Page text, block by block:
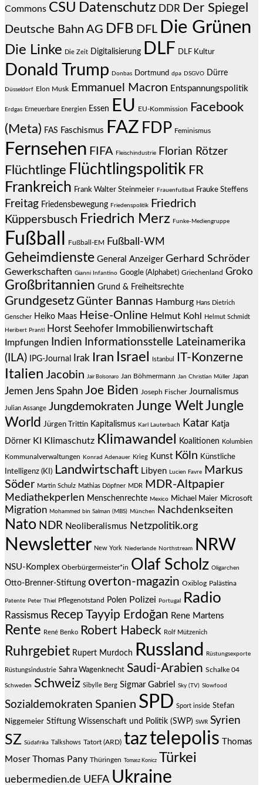
Commons CSU Datenschutz DDR Der Spiegel
Deutsche Bahn AG DFB DFL Die Grünen
Die Linke Die Zeit Digitalisierung DLF DLF Kultur
Donald Trump Donbas Dortmund dpa DSGVO Dürre
Düsseldorf Elon Musk Emmanuel Macron Entspannungspolitik
Erdgas Erneuerbare Energien Essen EU EU-Kommission
Facebook
(Meta) FAS Faschismus FAZ FDP Feminismus
Fernsehen FIFA Fleischindustrie Florian Rötzer
Flüchtlinge Flüchtlingspolitik FR
Frankreich Frank Walter Steinmeier Frauenfußball Frauke Steffens
Freitag Friedensbewegung Friedenspolitik
Friedrich
Küppersbusch Friedrich Merz Funke-Mediengruppe
Fußball Fußball-EM Fußball-WM
Geheimdienste General Anzeiger Gerhard Schröder
Gewerkschaften Gianni Infantino Google (Alphabet) Griechenland Groko
Großbritannien Grund & Freiheitsrechte
Grundgesetz Günter Bannas Hamburg Hans Dietrich
Genscher Heiko Maas Heise-Online Helmut Kohl Helmut Schmidt
Heribert Prantl Horst Seehofer Immobilienwirtschaft
Impfungen Indien Informationsstelle Lateinamerika
(ILA)
IPG-Journal Irak Iran Israel Istanbul IT-Konzerne
Italien Jacobin Jair Bolsonaro Jan Böhmermann Jan Christian Müller Japan
Jemen Jens Spahn Joe Biden Joseph Fischer Journalismus
Julian Assange Jungdemokraten Junge WeltJungle
World Jürgen Trittin Kapitalismus Karl Lauterbach Katar Katja
Dörner KI Klimaschutz Klimawandel Koalitionen Kolumbien
Kommunalverwaltungen Konrad Adenauer Krieg Kunst Köln Künstliche
Intelligenz (KI) Landwirtschaft Libyen Lucien Favre
Markus
Söder Martin Schulz Mathias Döpfner MDR MDR-Altpapier
Mediathekperlen Menschenrechte Mexico Michael Maier Microsoft
Migration Mohammed bin Salman (MBS) München Nachdenkseiten
Nato NDR Neoliberalismus Netzpolitik.org
Newsletter New York Niederlande Northstream NRW
NSU-Komplex Oberbürgermeister*in Olaf Scholz Oligarchen
Otto-Brenner-Stiftung overton-magazin Oxiblog Palästina
Patente Peter Thiel Pflegenotstand Polen Polizei Portugal Radio
Rassismus Recep Tayyip Erdoğan Rene Martens
Rente René Benko Robert Habeck Rolf Mützenich
Ruhrgebiet Rupert Murdoch Russland Rüstungsexporte
Rüstungsindustrie Sahra Wagenknecht Saudi-Arabien Schalke 04
Schweden Schweiz Sibylle Berg Sigmar Gabriel Sky (TV) Slowfood
Sozialdemokraten Spanien SPD Sport inside Stefan
Niggemeier Stiftung Wissenschaft und Politik (SWP) SWR Syrien
SZ Südafrika Talkshows Tatort (ARD) taztelepolis
Thomas
Moser Thomas Pany Thüringen Tomasz Konicz Türkei
uebermedien.de UEFA Ukraine